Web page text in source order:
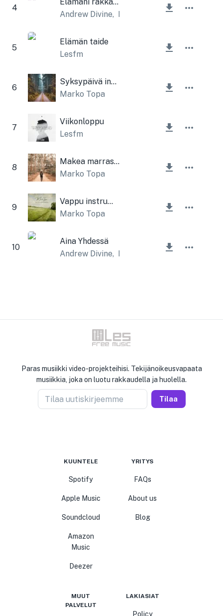
4
Andrew Divine, Lesfm
5
Elämän taide
Lesfm
6
Syksypäivä instrumentaali
Marko Topa
7
Viikonloppu
Lesfm
8
Makea marraskuun instrumentaali
Marko Topa
9
Vappu instrumentaali
Marko Topa
10
Aina Yhdessä
Andrew Divine, Lesfm
Paras musiikki video-projekteihisi. Tekijänoikeusvapaata
musiikkia, joka on luotu rakkaudella ja huolella.
Tilaa uutiskirjeemme Tilaa
KUUNTELE
Spotify
Apple Music
Soundcloud
Amazon
Music
Deezer
YRITYS
FAQs
About us
Blog
MUUT
PALVELUT
LAKIASIAT
Policy